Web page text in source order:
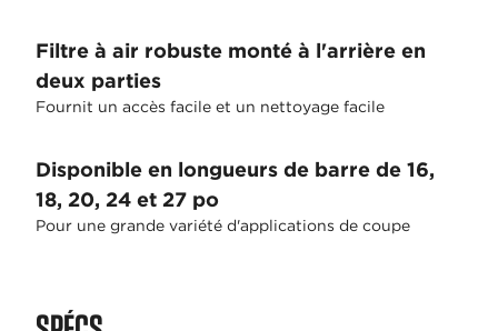
Filtre à air robuste monté à l'arrière en
deux parties
Fournit un accès facile et un nettoyage facile
Disponible en longueurs de barre de 16,
18, 20, 24 et 27 po
Pour une grande variété d'applications de coupe